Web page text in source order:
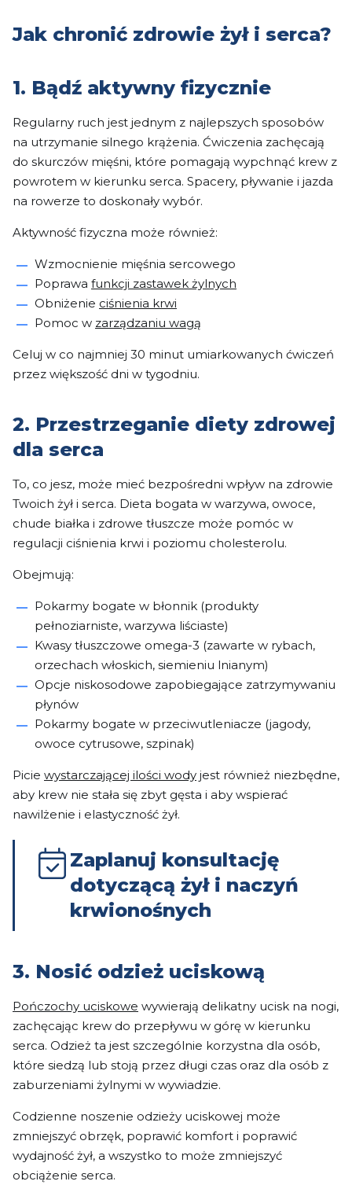
Jak chronić zdrowie żył i serca?
1. Bądź aktywny fizycznie
Regularny ruch jest jednym z najlepszych sposobów
na utrzymanie silnego krążenia. Ćwiczenia zachęcają
do skurczów mięśni, które pomagają wypchnąć krew z
powrotem w kierunku serca. Spacery, pływanie i jazda
na rowerze to doskonały wybór.
Aktywność fizyczna może również:
Wzmocnienie mięśnia sercowego
Poprawa funkcji zastawek żylnych
Obniżenie ciśnienia krwi
Pomoc w zarządzaniu wagą
Celuj w co najmniej 30 minut umiarkowanych ćwiczeń
przez większość dni w tygodniu.
2. Przestrzeganie diety zdrowej
dla serca
To, co jesz, może mieć bezpośredni wpływ na zdrowie
Twoich żył i serca. Dieta bogata w warzywa, owoce,
chude białka i zdrowe tłuszcze może pomóc w
regulacji ciśnienia krwi i poziomu cholesterolu.
Obejmują:
Pokarmy bogate w błonnik (produkty
pełnoziarniste, warzywa liściaste)
Kwasy tłuszczowe omega-3 (zawarte w rybach,
orzechach włoskich, siemieniu lnianym)
Opcje niskosodowe zapobiegające zatrzymywaniu
płynów
Pokarmy bogate w przeciwutleniacze (jagody,
owoce cytrusowe, szpinak)
Picie wystarczającej ilości wody jest również niezbędne,
aby krew nie stała się zbyt gęsta i aby wspierać
nawilżenie i elastyczność żył.
Zaplanuj konsultację
dotyczącą żył i naczyń
krwionośnych
3. Nosić odzież uciskową
Pończochy uciskowe wywierają delikatny ucisk na nogi,
zachęcając krew do przepływu w górę w kierunku
serca. Odzież ta jest szczególnie korzystna dla osób,
które siedzą lub stoją przez długi czas oraz dla osób z
zaburzeniami żylnymi w wywiadzie.
Codzienne noszenie odzieży uciskowej może
zmniejszyć obrzęk, poprawić komfort i poprawić
wydajność żył, a wszystko to może zmniejszyć
obciążenie serca.